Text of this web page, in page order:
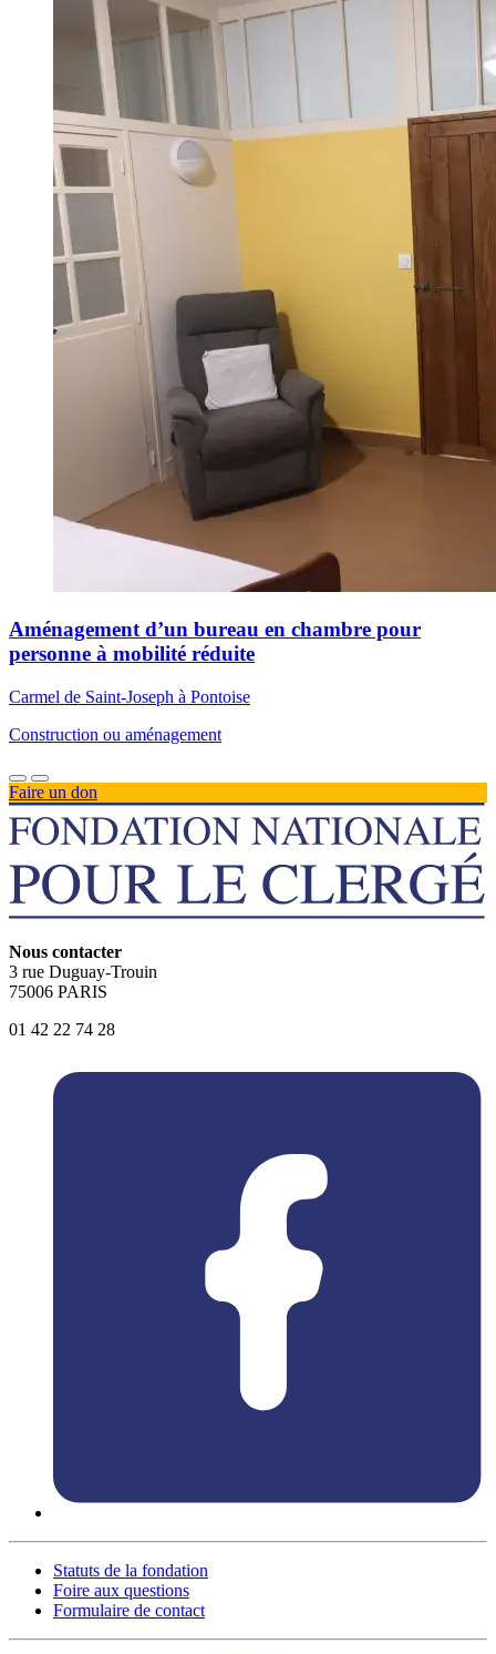
Aménagement d’un bureau en chambre pour
personne à mobilité réduite
Carmel de Saint-Joseph à Pontoise
Construction ou aménagement
Faire un don
Nous contacter
3 rue Duguay-Trouin
75006 PARIS
01 42 22 74 28
Statuts de la fondation
Foire aux questions
Formulaire de contact